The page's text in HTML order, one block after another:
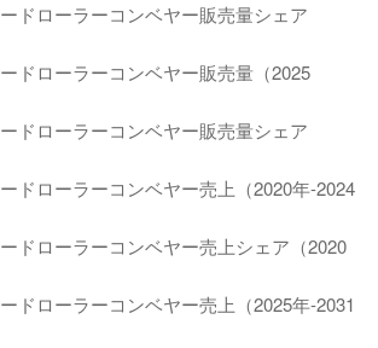
ドローラーコンベヤー販売量シェア
ドローラーコンベヤー販売量（2025
ドローラーコンベヤー販売量シェア
ドローラーコンベヤー売上（2020年-2024
ドローラーコンベヤー売上シェア（2020
ドローラーコンベヤー売上（2025年-2031